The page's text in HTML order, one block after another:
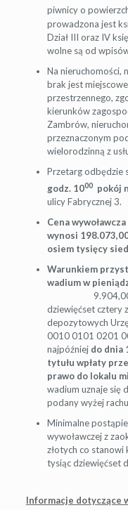
piwnicy o
prowadzona jest
Dział III oraz IV
wolne są od
Na nieruchomości,
brak jest
przestrzennego,
kierunków
Zambrów,
przeznaczonym
wielorodzinną z
Przetarg odbędzie
godz. 1000pokój
ulicy Fabrycznej 3.
Cena
wynosi
osiem tysięcy
Warunkiem
wadium w
9.904,00 zł
dziewięćset cztery
depozytowych
0010 0101 0201
najpóźniej do dnia
tytułu wpłaty
prawo do lokalu
wadium uznaje się
podany wyżej
Minimalne
wywoławczej z
złotych co stanowi
tysiąc dziewięćset
Informacje dotyczące